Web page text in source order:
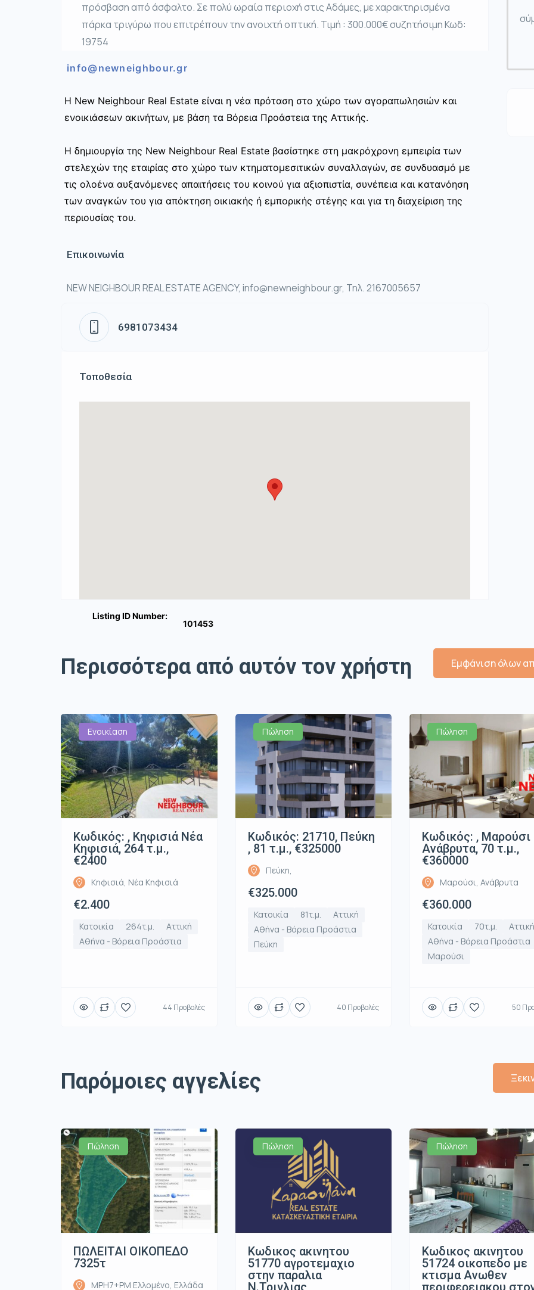
πρόσβαση από άσφαλτο. Σε πολύ ωραία περιοχή στις Αδάμες, με χαρακτηρισμένα
πάρκα τριγύρω που επιτρέπουν την ανοιχτή οπτική. Τιμή : 300.000€ συζητήσιμη Κωδ:
19754
info@newneighbour.gr
Η New Neighbour Real Estate είναι η νέα πρόταση στο χώρο των αγοραπωλησιών και
ενοικιάσεων ακινήτων, με βάση τα Βόρεια Προάστεια της Αττικής.
Η δημιουργία της New Neighbour Real Estate βασίστηκε στη μακρόχρονη εμπειρία των
στελεχών της εταιρίας στο χώρο των κτηματομεσιτικών συναλλαγών, σε συνδυασμό με
τις ολοένα αυξανόμενες απαιτήσεις του κοινού για αξιοπιστία, συνέπεια και κατανόηση
των αναγκών του για απόκτηση οικιακής ή εμπορικής στέγης και για τη διαχείριση της
περιουσίας του.
Επικοινωνία
NEW NEIGHBOUR REAL ESTATE AGENCY, info@newneighbour.gr, Τηλ. 2167005657
6981073434
Τοποθεσία
Listing ID Number:
101453
Περισσότερα από αυτόν τον χρήστη Εμφάνιση όλων
Ενοικίαση
Κωδικός: , Κηφισιά Νέα
Κηφισιά, 264 τ.μ.,
€2400
Κηφισιά, Νέα Κηφισιά
€2.400
Κατοικία 264τ.μ.
Αττική
Αθήνα - Βόρεια Προάστια
44 Προβολές
Πώληση
Κωδικός: 21710, Πεύκη
, 81 τ.μ., €325000
Πεύκη,
€325.000
Κατοικία 81τ.μ.
Αττική
Αθήνα - Βόρεια Προάστια
Πεύκη
40 Προβολές
Πώληση
Κωδικός: , Μαρούσι
Ανάβρυτα, 70 τ.μ.,
€360000
Μαρούσι, Ανάβρυτα
€360.000
Κατοικία 70τ.μ.
Αττική
Αθήνα - Βόρεια Προάστια
Μαρούσι
50
Παρόμοιες αγγελίες
Πώληση
ΠΩΛΕΙΤΑΙ ΟΙΚΟΠΕΔΟ
7325τ
MPH7+PM Ελλομένο, Ελλάδα
Πώληση
Κωδικος ακινητου
51770 αγροτεμαχιο
στην παραλια
Ν.Τριγλιας
Πώληση
Κωδικος ακινητου
51724 οικοπεδο με
κτισμα Ανωθεν
περιφερειακου